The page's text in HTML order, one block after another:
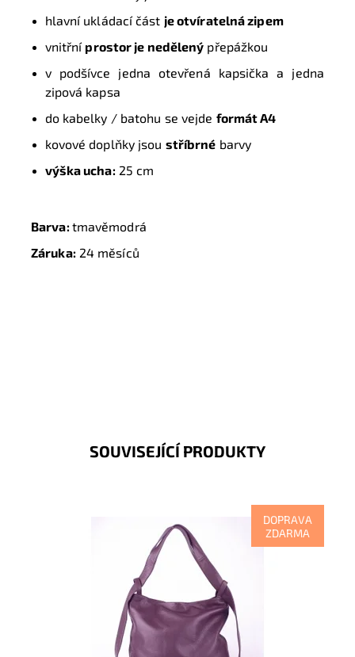
hlavní ukládací část je otvíratelná zipem
vnitřní prostor je nedělený přepážkou
v podšívce jedna otevřená kapsička a jedna
zipová kapsa
do kabelky / batohu se vejde formát A4
kovové doplňky jsou stříbrné barvy
výška ucha:25 cm
Barva:tmavěmodrá
Záruka:24 měsíců
SOUVISEJÍCÍ PRODUKTY
DOPRAVA
ZDARMA
Kabelka na rameno a batoh v jednom provedení!
Moderní italský kvalitní kožený doplněk každé ženy.
Skladem
7821
Vera Pelle
2 roky